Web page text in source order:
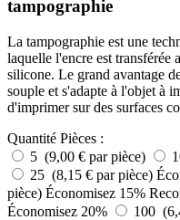
tampographie
La tampographie est une
laquelle l'encre est transférée
silicone. Le grand avantage
souple et s'adapte à l'objet à
d'imprimer sur des surfaces
Quantité Pièces :
5 (9,00 € par pièce)
25 (8,15 € par pièce)
pièce) Économisez 15%
Économisez 20%
100